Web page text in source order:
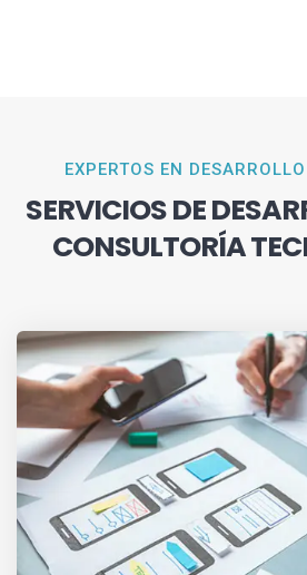
EXPERTOS EN
SERVICIOS DE
CONSULTORÍA